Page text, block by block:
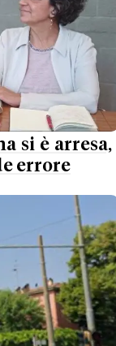
si è arresa,
errore